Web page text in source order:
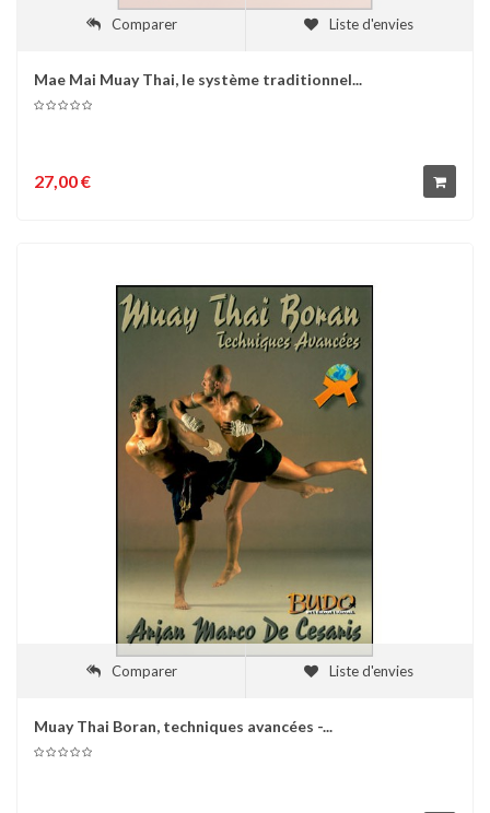
Comparer Liste d'envies
Mae Mai Muay Thai, le système traditionnel...
27,00 €
Comparer Liste d'envies
Muay Thai Boran, techniques avancées -...